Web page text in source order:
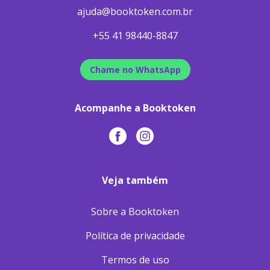
ajuda@booktoken.com.br
+55 41 98440-8847
Chame no WhatsApp
Acompanhe a Booktoken
Veja também
Sobre a Booktoken
Política de privacidade
Termos de uso